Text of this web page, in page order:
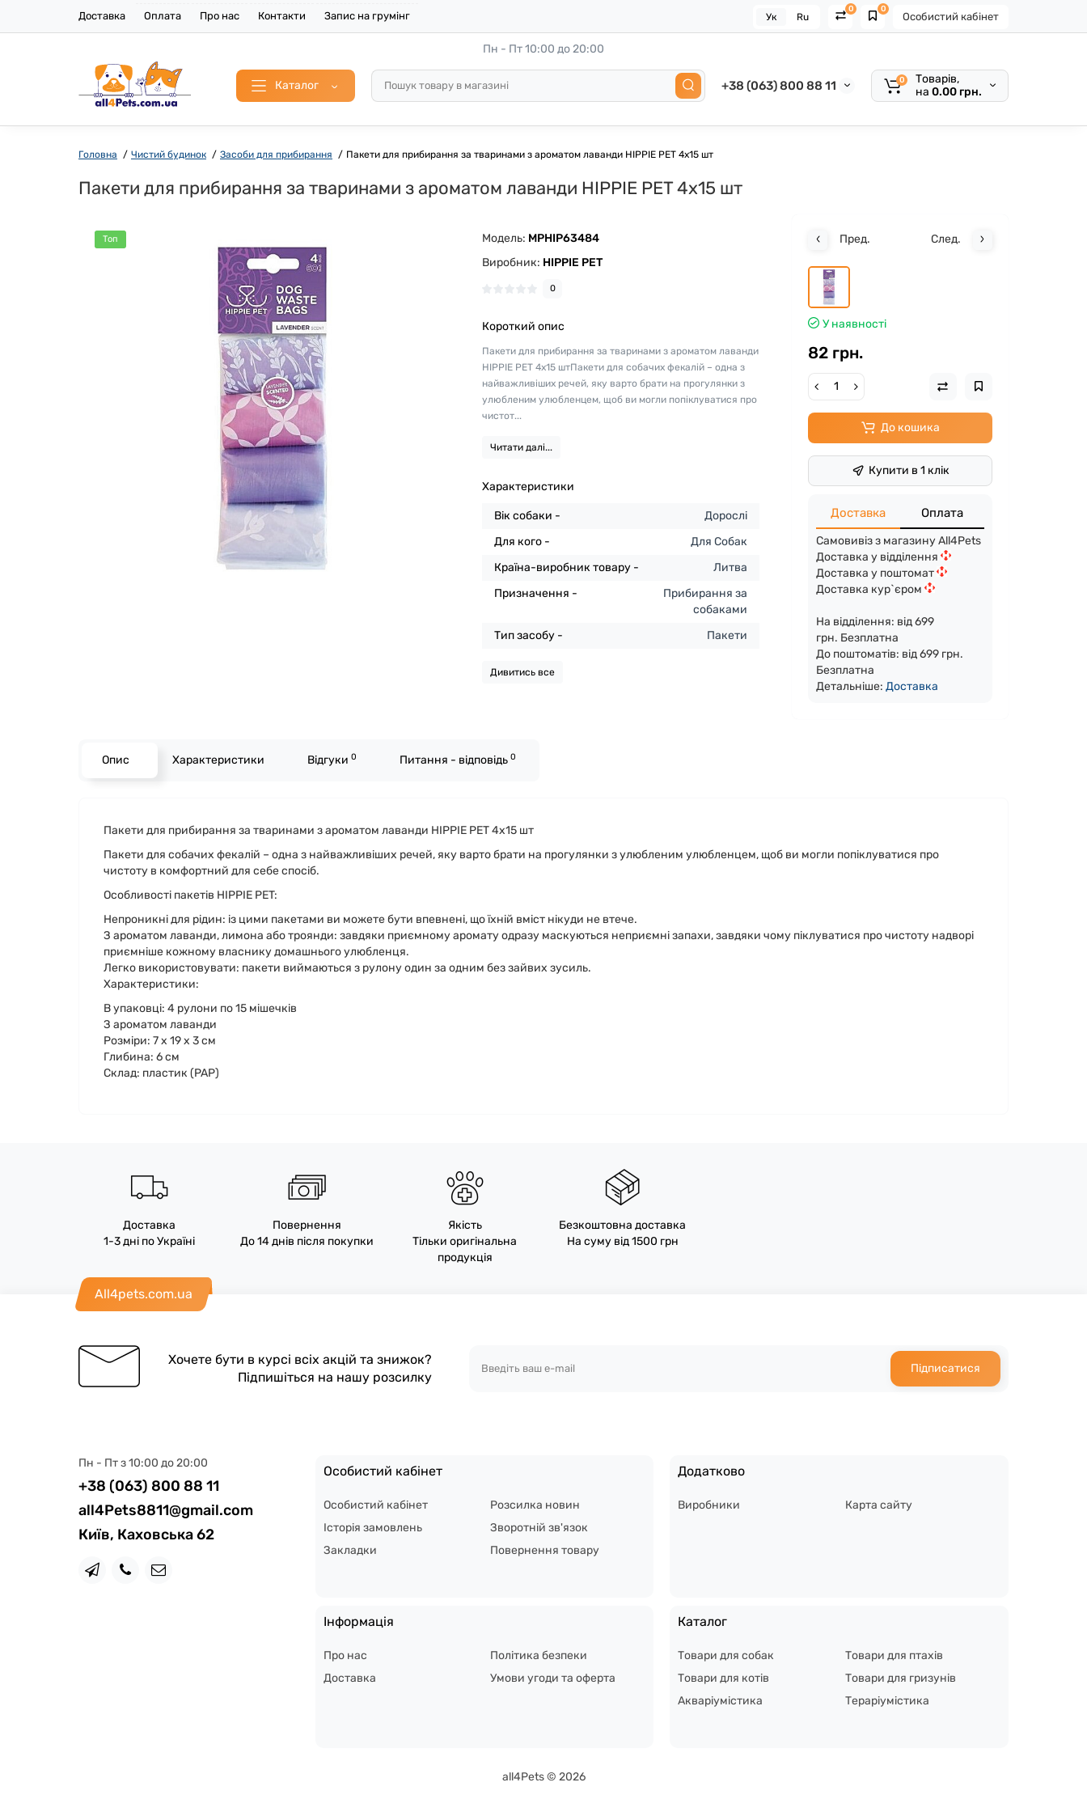
Доставка Оплата Про нас Контакти Запис на грумінг Особистий кабінет
0
0
Ук Ru
Каталог
Пн - Пт 10:00 до 20:00
+38 (063) 800 88 11 0
Товарів,
на 0.00 грн.
Головна Чистий будинок Засоби для прибирання Пакети для прибирання за тваринами з ароматом лаванди HIPPIE PET 4х15 шт
Пакети для прибирання за тваринами з ароматом лаванди HIPPIE PET 4х15 шт
Топ Модель: MPHIP63484
Виробник: HIPPIE PET
0
Короткий опис
Пакети для прибирання за тваринами з ароматом лаванди
HIPPIE PET 4х15 штПакети для собачих фекалій – одна з
найважливіших речей, яку варто брати на прогулянки з
улюбленим улюбленцем, щоб ви могли попіклуватися про
чистот...
Читати далі...
Характеристики
Вік собаки -
Дорослі
Для кого -
Для Собак
Країна-виробник товару -
Литва
Призначення -
Прибирання за
собаками
Тип засобу -
Пакети
Дивитись все
Пред. След.
У наявності
82 грн.
До кошика
Купити в 1 клік
Доставка Оплата
Самовивіз з магазину All4Pets
Доставка у відділення
Доставка у поштомат
Доставка кур`єром
На відділення: від 699
грн. Безплатна
До поштоматів: від 699 грн.
Безплатна
Детальніше:Доставка
Опис Характеристики Відгуки 0 Питання - відповідь 0
Пакети для прибирання за тваринами з ароматом лаванди HIPPIE PET 4х15 шт
Пакети для собачих фекалій – одна з найважливіших речей, яку варто брати на прогулянки з улюбленим улюбленцем, щоб ви могли попіклуватися про
чистоту в комфортний для себе спосіб.
Особливості пакетів HIPPIE PET:
Непроникні для рідин: із цими пакетами ви можете бути впевнені, що їхній вміст нікуди не втече.
З ароматом лаванди, лимона або троянди: завдяки приємному аромату одразу маскуються неприємні запахи, завдяки чому піклуватися про чистоту надворі
приємніше кожному власнику домашнього улюбленця.
Легко використовувати: пакети виймаються з рулону один за одним без зайвих зусиль.
Характеристики:
В упаковці: 4 рулони по 15 мішечків
З ароматом лаванди
Розміри: 7 х 19 х 3 см
Глибина: 6 см
Склад: пластик (PAP)
Доставка
1-3 дні по Україні
Повернення
До 14 днів після покупки
Якість
Тільки оригінальна
продукція
Безкоштовна доставка
На суму від 1500 грн
All4pets.com.ua
Хочете бути в курсі всіх акцій та знижок?
Підпишіться на нашу розсилку
Підписатися
Пн - Пт з 10:00 до 20:00
+38 (063) 800 88 11
all4Pets8811@gmail.com
Київ, Каховська 62
Особистий кабінет
Особистий кабінет
Історія замовлень
Закладки
Розсилка новин
Зворотній зв'язок
Повернення товару
Додатково
Виробники Карта сайту
Інформація
Про нас
Доставка
Політика безпеки
Умови угоди та оферта
Каталог
Товари для собак
Товари для котів
Акваріумістика
Товари для птахів
Товари для гризунів
Тераріумістика
all4Pets © 2026